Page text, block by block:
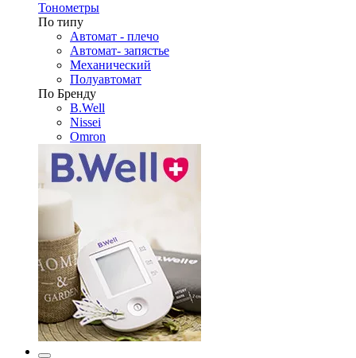
Тонометры
По типу
Автомат - плечо
Автомат- запястье
Механический
Полуавтомат
По Бренду
B.Well
Nissei
Omron